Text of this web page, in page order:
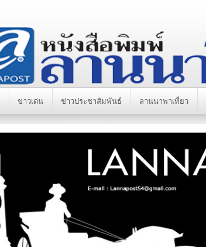
ข่าวเด่น ข่าวประชาสัมพันธ์ ลานนาพาเที่ยว